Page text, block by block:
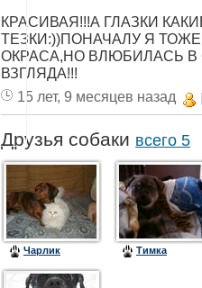
КРАСИВАЯ!!!А ГЛАЗКИ
ТЕЗКИ:))ПОНАЧАЛУ Я
ОКРАСА,НО ВЛЮБИЛАСЬ
ВЗГЛЯДА!!!
15 лет, 9 месяцев назад
Друзья собаки всего 5
Чарлик Тимка